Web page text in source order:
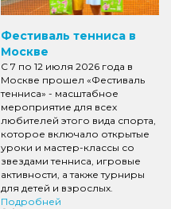
Фестиваль тенниса в
Москве
С 7 по 12 июля 2026 года в
Москве прошел «Фестиваль
тенниса» - масштабное
мероприятие для всех
любителей этого вида спорта,
которое включало открытые
уроки и мастер-классы со
звездами тенниса, игровые
активности, а также турниры
для детей и взрослых.
Подробней